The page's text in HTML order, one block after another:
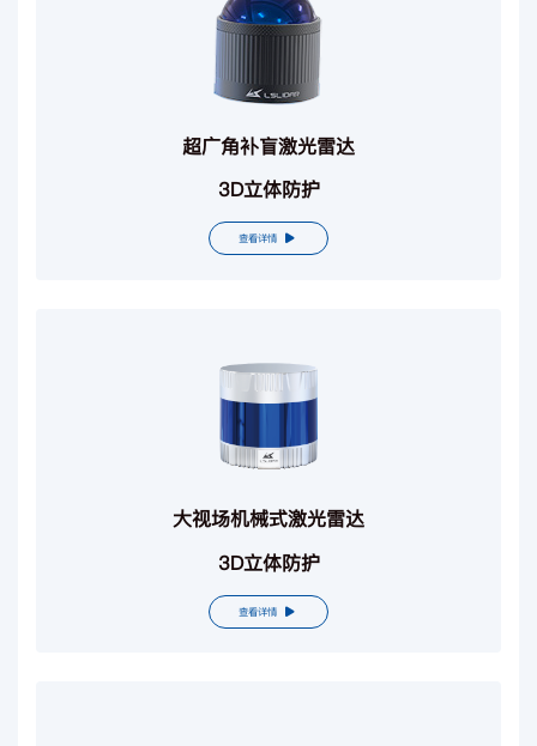
超广角补盲激光雷达
3D立体防护
查看详情
大视场机械式激光雷达
3D立体防护
查看详情